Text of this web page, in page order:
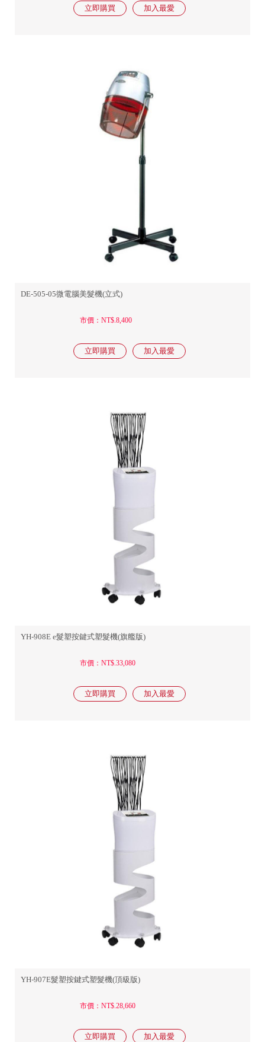
DE-505-05微電腦美髮機(立式)
市價：NT$.8,400
YH-908E e髮塑按鍵式塑髮機(旗艦版)
市價：NT$.33,080
YH-907E髮塑按鍵式塑髮機(頂級版)
市價：NT$.28,660